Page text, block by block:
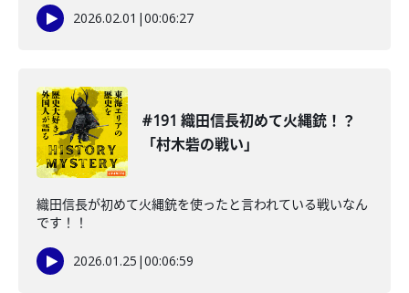
2026.02.01 |00:06:27
#191 織田信長初めて火縄銃！？
「村木砦の戦い」
織田信長が初めて火縄銃を使ったと言われている戦いなん
です！！
2026.01.25 |00:06:59